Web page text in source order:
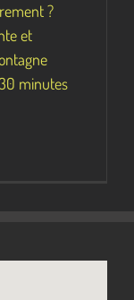
?
et
minutes